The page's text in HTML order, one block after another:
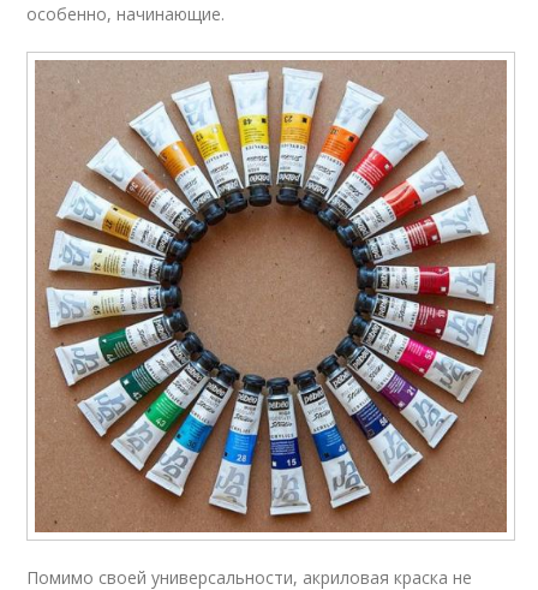
особенно, начинающие.
Помимо своей универсальности, акриловая краска не